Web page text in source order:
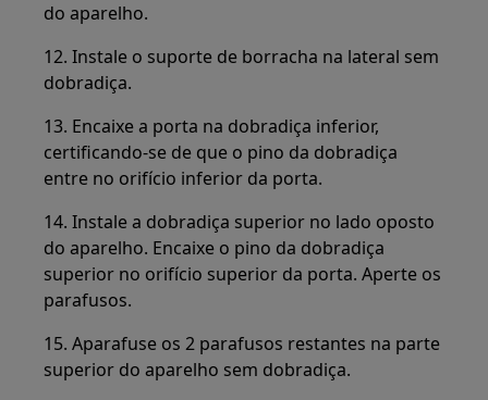
do aparelho.
12. Instale o suporte de borracha na lateral sem
dobradiça.
13. Encaixe a porta na dobradiça inferior,
certificando-se de que o pino da dobradiça
entre no orifício inferior da porta.
14. Instale a dobradiça superior no lado oposto
do aparelho. Encaixe o pino da dobradiça
superior no orifício superior da porta. Aperte os
parafusos.
15. Aparafuse os 2 parafusos restantes na parte
superior do aparelho sem dobradiça.